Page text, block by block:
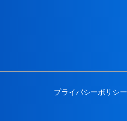
プライバシーポリシー